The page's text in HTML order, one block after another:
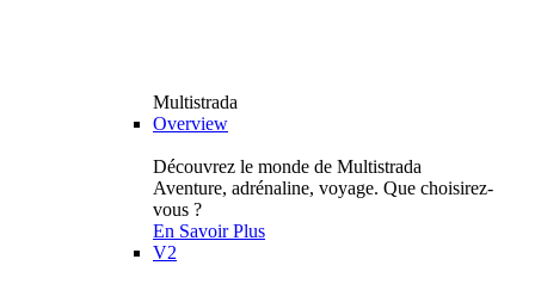
Multistrada
Overview
Découvrez le monde de Multistrada
Aventure, adrénaline, voyage. Que choisirez-
vous ?
En Savoir Plus
V2